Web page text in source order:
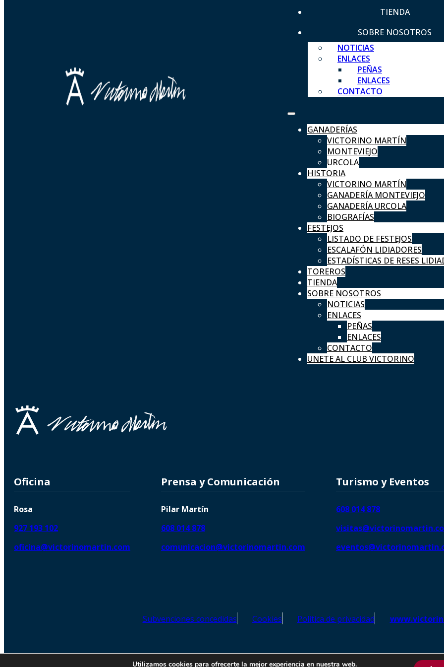
TIENDA
SOBRE NOSOTROS
NOTICIAS
ENLACES
PEÑAS
ENLACES
CONTACTO
GANADERÍAS
VICTORINO MARTÍN
MONTEVIEJO
URCOLA
HISTORIA
VICTORINO MARTÍN
GANADERÍA MONTEVIEJO
GANADERÍA URCOLA
BIOGRAFÍAS
FESTEJOS
LISTADO DE FESTEJOS
ESCALAFÓN LIDIADORES
ESTADÍSTICAS DE RESES
TOREROS
TIENDA
SOBRE NOSOTROS
NOTICIAS
ENLACES
PEÑAS
ENLACES
CONTACTO
UNETE AL CLUB VICTORINO
Oficina
Rosa
927 193 102
oficina@victorinomartin.com
Prensa y Comunicación
Pilar Martín
608 014 878
comunicacion@victorinomartin.com
Turismo y Eventos
608 014 878
Subvenciones concedidas Cookies Política de privacidad
© 2026 Copyright © | Victorino Martín – Todos los derechos reservados | SEO de Agencia
Utilizamos cookies para ofrecerte la mejor experiencia en nuestra web.